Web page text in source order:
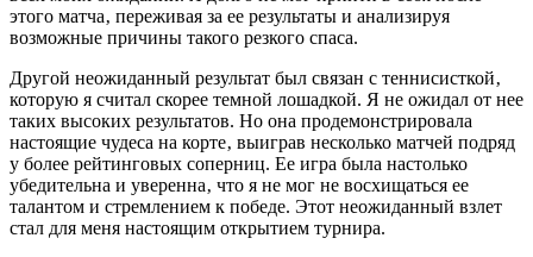
этого матча‚ переживая за ее результаты и анализируя
возможные причины такого резкого спаса.
Другой неожиданный результат был связан с теннисисткой‚
которую я считал скорее темной лошадкой. Я не ожидал от нее
таких высоких результатов. Но она продемонстрировала
настоящие чудеса на корте‚ выиграв несколько матчей подряд
у более рейтинговых соперниц. Ее игра была настолько
убедительна и уверенна‚ что я не мог не восхищаться ее
талантом и стремлением к победе. Этот неожиданный взлет
стал для меня настоящим открытием турнира.